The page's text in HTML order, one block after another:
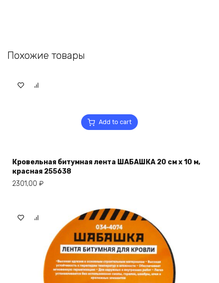
Похожие товары
Add to cart
Кровельная битумная лента ШАБАШКА 20 см x 10 м,
красная 255638
2301,00 ₽